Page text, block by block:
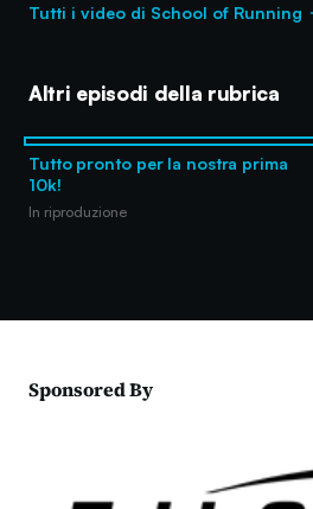
Tutti i video di School of Running
Altri episodi della rubrica
Tutto pronto per la nostra prima
10k!
In riproduzione
Sponsored By